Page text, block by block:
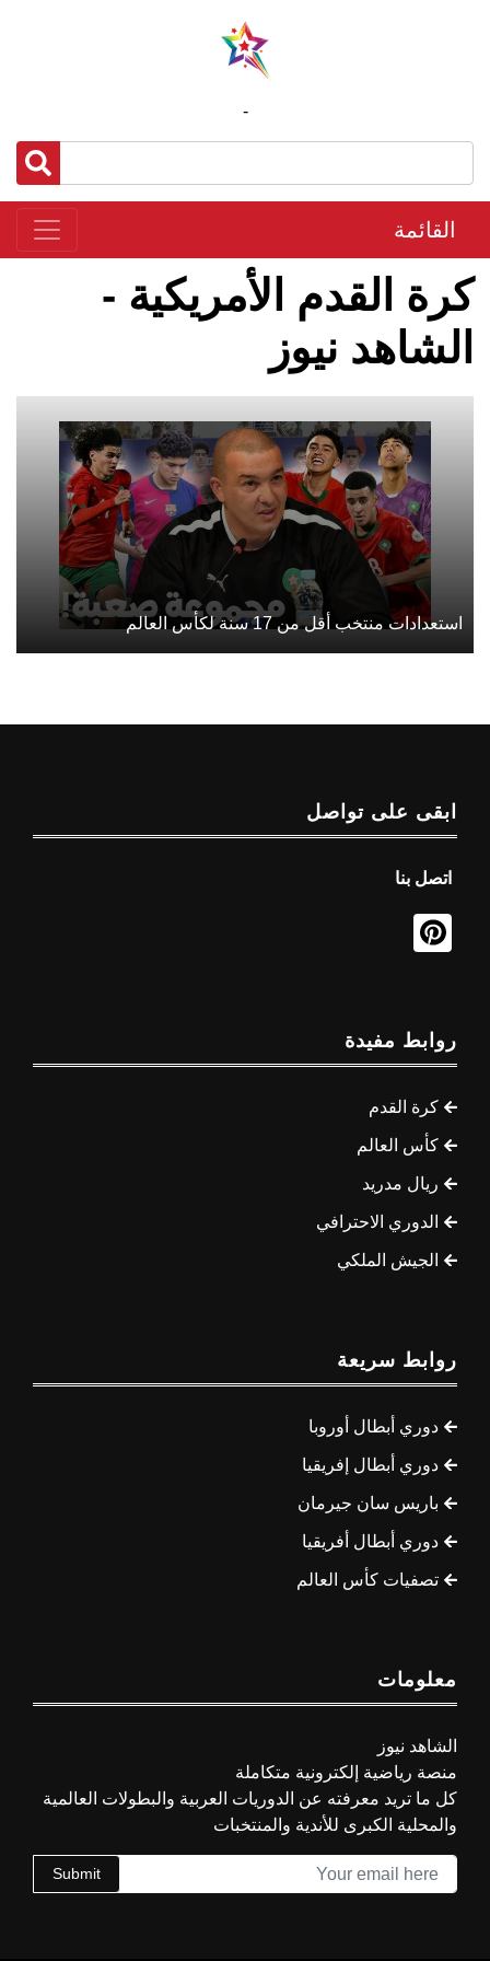
-
القائمة
كرة القدم الأمريكية -
الشاهد نيوز
استعدادات منتخب أقل من 17 سنة لكأس العالم
ابقى على تواصل
اتصل بنا
روابط مفيدة
كرة القدم
كأس العالم
ريال مدريد
الدوري الاحترافي
الجيش الملكي
روابط سريعة
دوري أبطال أوروبا
دوري أبطال إفريقيا
باريس سان جيرمان
دوري أبطال أفريقيا
تصفيات كأس العالم
معلومات
الشاهد نيوز
منصة رياضية إلكترونية متكاملة
كل ما تريد معرفته عن الدوريات العربية والبطولات العالمية
والمحلية الكبرى للأندية والمنتخبات
Submit